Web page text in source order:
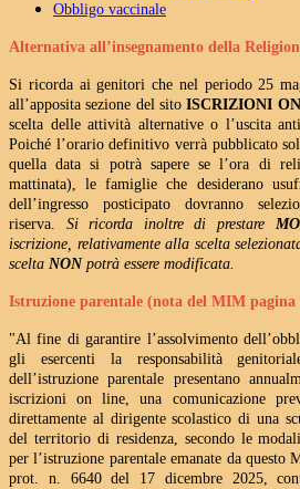
Obbligo vaccinale
Alternativa all’insegnamento della
Si ricorda ai genitori che nel periodo 25
all’apposita sezione del sitoISCRIZIONI
scelta delle attività alternative o l’uscita
Poiché l’orario definitivo verrà pubblicato
quella data si potrà sapere se l’ora di
mattinata), le famiglie che desiderano
dell’ingresso posticipato dovranno
riserva. Si ricorda inoltre di prestare
iscrizione, relativamente alla scelta
scelta NONpotrà essere modificata.
Istruzione parentale (nota del MIM pagina
"Al fine di garantire l’assolvimento
gli esercenti la responsabilità
dell’istruzione parentale presentano
iscrizioni on line, una comunicazione
direttamente al dirigente scolastico di una
del territorio di residenza, secondo le
per l’istruzione parentale emanate da questo
prot. n. 6640 del 17 dicembre 2025,